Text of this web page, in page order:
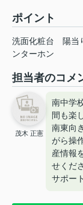
ポイント
洗面化粧台 陽当
ンターホン
担当者のコメ
茂木 正憲
南中学
間も楽
南東向
がら操
産情報
せくだ
サポー